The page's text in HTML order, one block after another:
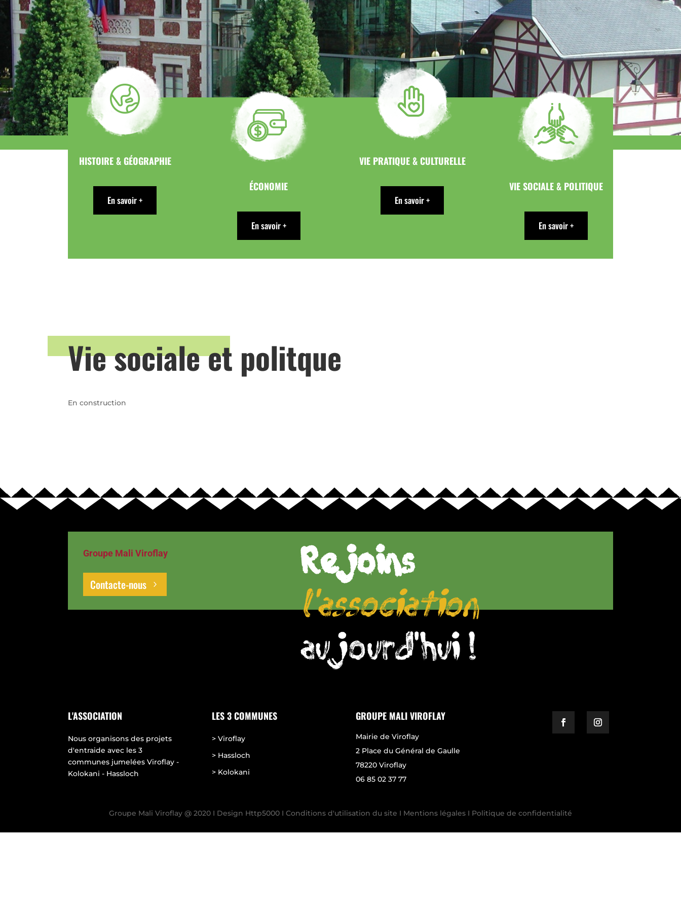
HISTOIRE & GÉOGRAPHIE
En savoir +
ÉCONOMIE
En savoir +
VIE PRATIQUE & CULTURELLE
En savoir +
VIE SOCIALE & POLITIQUE
En savoir +
Vie sociale et politque
En construction
Groupe Mali Viroflay
Contacte-nous
Rejoins
l'association
aujourd'hui !
L'ASSOCIATION
Nous organisons des projets
d'entraide avec les 3
communes jumelées Viroflay -
Kolokani - Hassloch
LES 3 COMMUNES
> Viroflay
> Hassloch
> Kolokani
GROUPE MALI VIROFLAY
Mairie de Viroflay
2 Place du Général de Gaulle
78220 Viroflay
06 85 02 37 77
Groupe Mali Viroflay @ 2020 I Design Http5000 I Conditions d'utilisation du site I Mentions légales I Politique de confidentialité